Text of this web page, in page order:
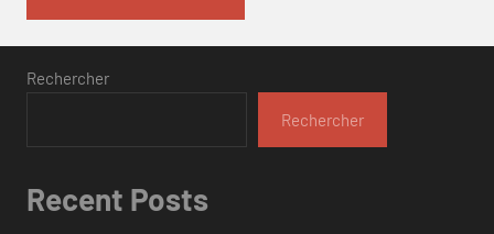
Rechercher
Rechercher
Recent Posts